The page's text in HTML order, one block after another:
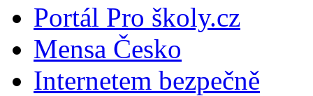
Portál Pro školy.cz
Mensa Česko
Internetem bezpečně